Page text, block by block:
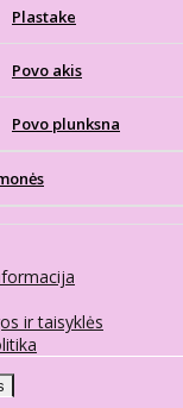
Plastake
Povo akis
Povo plunksna
ir taisyklės